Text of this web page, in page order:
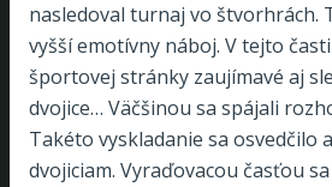
nasledoval turnaj vo štvorhrách.
vyšší emotívny náboj. V tejto
športovej stránky zaujímavé aj
dvojice… Väčšinou sa spájali
Takéto vyskladanie sa osvedčilo
dvojiciam. Vyraďovacou časťou